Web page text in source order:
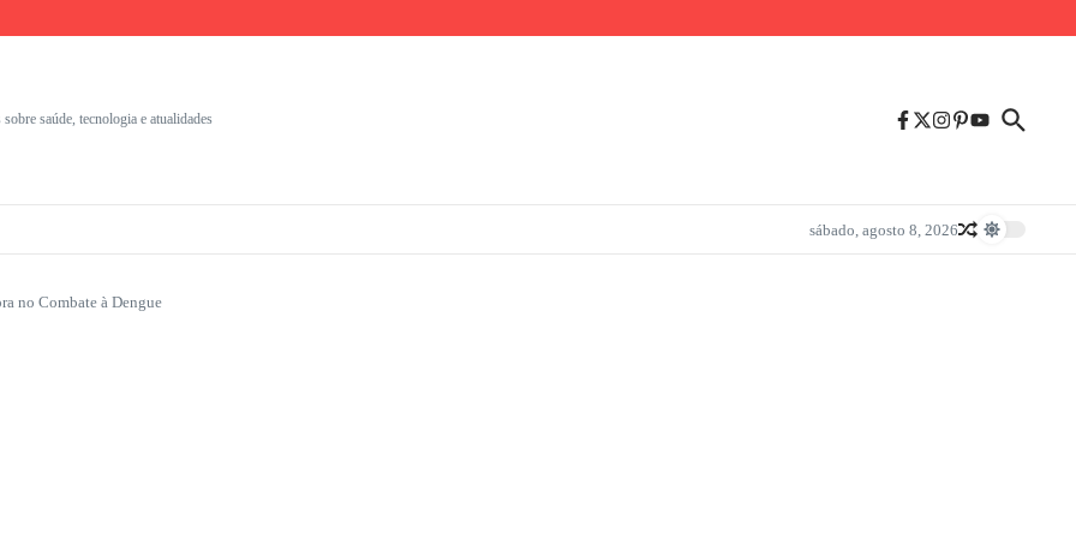
saúde, tecnologia e atualidades
sábado, agosto 8, 2026
no Combate à Dengue